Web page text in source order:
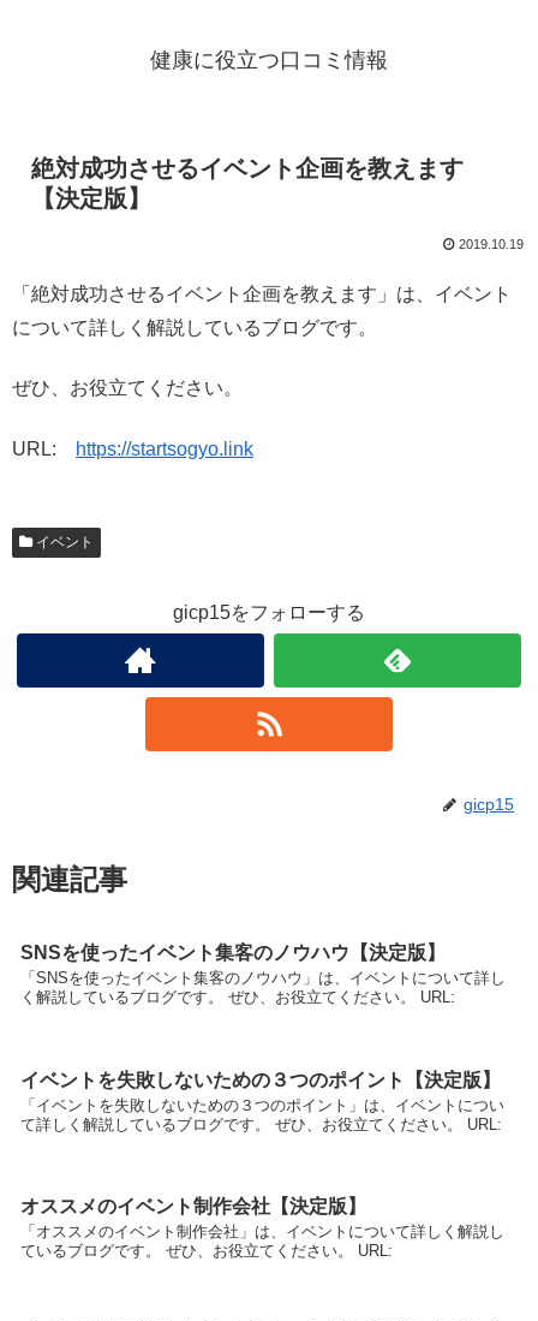
健康に役立つ口コミ情報
絶対成功させるイベント企画を教えます
【決定版】
2019.10.19
「絶対成功させるイベント企画を教えます」は、イベント
について詳しく解説しているブログです。
ぜひ、お役立てください。
URL: https://startsogyo.link
イベント
gicp15をフォローする
gicp15
関連記事
SNSを使ったイベント集客のノウハウ【決定版】
「SNSを使ったイベント集客のノウハウ」は、イベントについて詳し
く解説しているブログです。 ぜひ、お役立てください。 URL:
イベントを失敗しないための３つのポイント【決定版】
「イベントを失敗しないための３つのポイント」は、イベントについ
て詳しく解説しているブログです。 ぜひ、お役立てください。 URL:
オススメのイベント制作会社【決定版】
「オススメのイベント制作会社」は、イベントについて詳しく解説し
ているブログです。 ぜひ、お役立てください。 URL: